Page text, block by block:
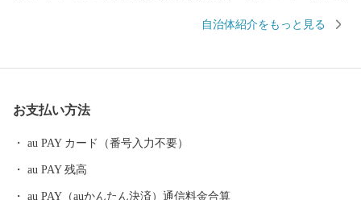
されました。 五島市には「久賀島の集落」と「奈留の江上集落」
自治体紹介をもっと見る
お支払い方法
au PAY カード（番号入力不要）
au PAY 残高
au PAY（auかんたん決済）通信料金合算